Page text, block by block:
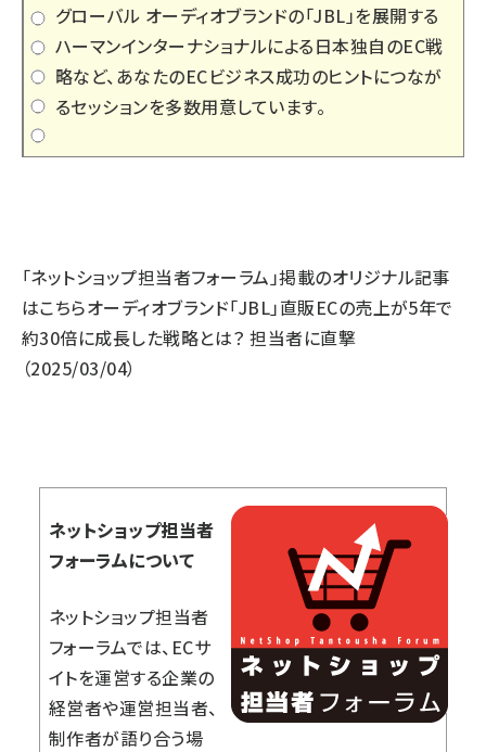
グローバル オーディオブランドの「JBL」を展開する
ハーマンインターナショナルによる日本独自のEC戦
略など、あなたのECビジネス成功のヒントにつなが
るセッションを多数用意しています。
「ネットショップ担当者フォーラム」掲載のオリジナル記事
はこちらオーディオブランド「JBL」直販ECの売上が5年で
約30倍に成長した戦略とは？ 担当者に直撃
（2025/03/04）
ネットショップ担当者
フォーラムについて
ネットショップ担当者
フォーラムでは、ECサ
イトを運営する企業の
経営者や運営担当者、
制作者が語り合う場